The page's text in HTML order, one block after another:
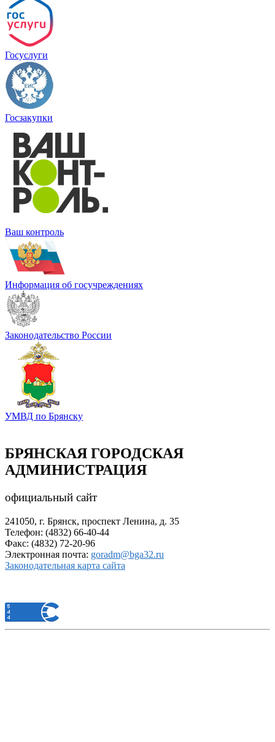
Госуслуги
Госзакупки
Ваш контроль
Информация об госучреждениях
Законодательство России
УМВД по Брянску
БРЯНСКАЯ ГОРОДСКАЯ
АДМИНИСТРАЦИЯ
официальный сайт
241050, г. Брянск, проспект Ленина, д. 35
Телефон: (4832) 66-40-44
Факс: (4832) 72-20-96
Электронная почта: goradm@bga32.ru
Законодательная карта сайта